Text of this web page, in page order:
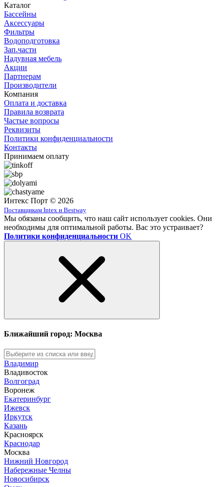
Каталог
Бассейны
Аксессуары
Фильтры
Водоподготовка
Зап.части
Надувная мебель
Акции
Партнерам
Производители
Компания
Оплата и доставка
Правила возврата
Частые вопросы
Реквизиты
Политики конфиденциальности
Контакты
Принимаем оплату
Интекс Порт © 2026
Поставщикам Intex и Bestway
Мы обязаны сообщить, что наш сайт использует cookies. Они
необходимы для оптимальной работы. Вас это устраивает?
Политики конфиденциальности OK
Ближайший город: Москва
Владимир
Владивосток
Волгоград
Воронеж
Екатеринбург
Ижевск
Иркутск
Казань
Красноярск
Краснодар
Москва
Нижний Новгород
Набережные Челны
Новосибирск